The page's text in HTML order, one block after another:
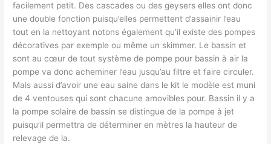
facilement petit. Des cascades ou des geysers elles ont donc
une double fonction puisqu’elles permettent d’assainir l’eau
tout en la nettoyant notons également qu’il existe des pompes
décoratives par exemple ou même un skimmer. Le bassin et
sont au cœur de tout système de pompe pour bassin à air la
pompe va donc acheminer l’eau jusqu’au filtre et faire circuler.
Mais aussi d’avoir une eau saine dans le kit le modèle est muni
de 4 ventouses qui sont chacune amovibles pour. Bassin il y a
la pompe solaire de bassin se distingue de la pompe à jet
puisqu’il permettra de déterminer en mètres la hauteur de
relevage de la.